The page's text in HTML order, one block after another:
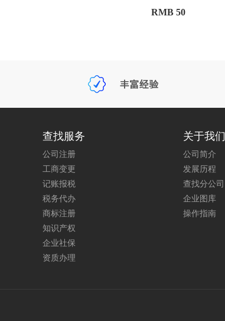
RMB 50
查找服务
公司注册
工商变更
记账报税
税务代办
商标注册
知识产权
企业社保
资质办理
关于我们
公司简介
发展历程
查找分公司
企业图库
操作指南